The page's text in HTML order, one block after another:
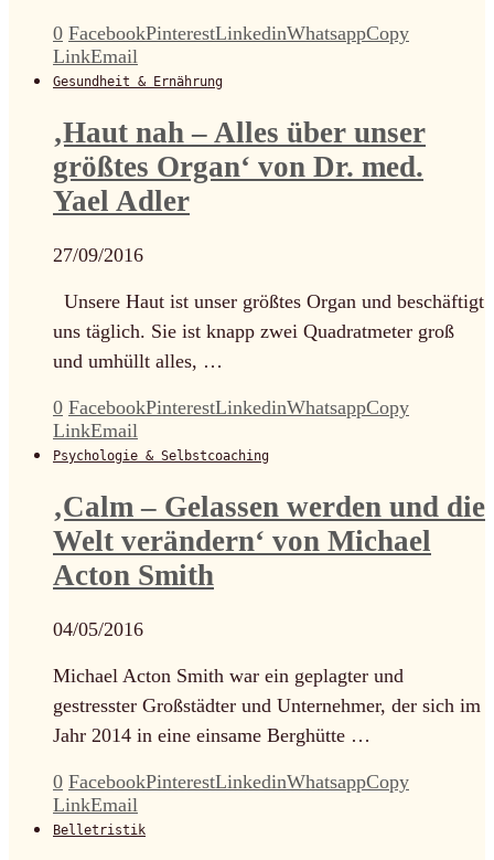
0 FacebookPinterestLinkedinWhatsappCopy
LinkEmail
Gesundheit & Ernährung
‚Haut nah – Alles über unser
größtes Organ‘ von Dr. med.
Yael Adler
27/09/2016
Unsere Haut ist unser größtes Organ und beschäftigt
uns täglich. Sie ist knapp zwei Quadratmeter groß
und umhüllt alles, …
0 FacebookPinterestLinkedinWhatsappCopy
LinkEmail
Psychologie & Selbstcoaching
‚Calm – Gelassen werden und die
Welt verändern‘ von Michael
Acton Smith
04/05/2016
Michael Acton Smith war ein geplagter und
gestresster Großstädter und Unternehmer, der sich im
Jahr 2014 in eine einsame Berghütte …
0 FacebookPinterestLinkedinWhatsappCopy
LinkEmail
Belletristik